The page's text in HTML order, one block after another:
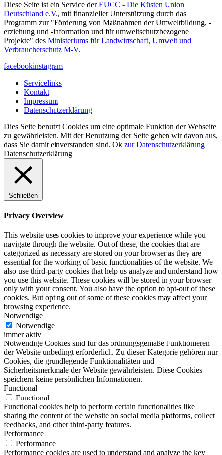
Diese Seite ist ein Service derEUCC - Die Küsten Union
Deutschland e.V., mit finanzieller Unterstützung durch das
Programm zur "Förderung von Maßnahmen der Umweltbildung, -
erziehung und -information und für umweltschutzbezogene
Projekte" des Ministeriums für Landwirtschaft, Umwelt und
Verbraucherschutz M-V.
facebookinstagram
Servicelinks
Kontakt
Impressum
Datenschutzerklärung
Dies Seite benutzt Cookies um eine optimale Funktion der Webseite
zu gewährleisten. Mit der Benutzung der Seite gehen wir davon aus,
dass Sie damit einverstanden sind. Ok zur Datenschutzerklärung
Datenschutzerklärung
Schließen
Privacy Overview
This website uses cookies to improve your experience while you
navigate through the website. Out of these, the cookies that are
categorized as necessary are stored on your browser as they are
essential for the working of basic functionalities of the website. We
also use third-party cookies that help us analyze and understand how
you use this website. These cookies will be stored in your browser
only with your consent. You also have the option to opt-out of these
cookies. But opting out of some of these cookies may affect your
browsing experience.
Notwendige
Notwendige
immer aktiv
Notwendige Cookies sind für das ordnungsgemäße Funktionieren
der Website unbedingt erforderlich. Zu dieser Kategorie gehören nur
Cookies, die grundlegende Funktionalitäten und
Sicherheitsmerkmale der Website gewährleisten. Diese Cookies
speichern keine persönlichen Informationen.
Functional
Functional
Functional cookies help to perform certain functionalities like
sharing the content of the website on social media platforms, collect
feedbacks, and other third-party features.
Performance
Performance
Performance cookies are used to understand and analyze the key